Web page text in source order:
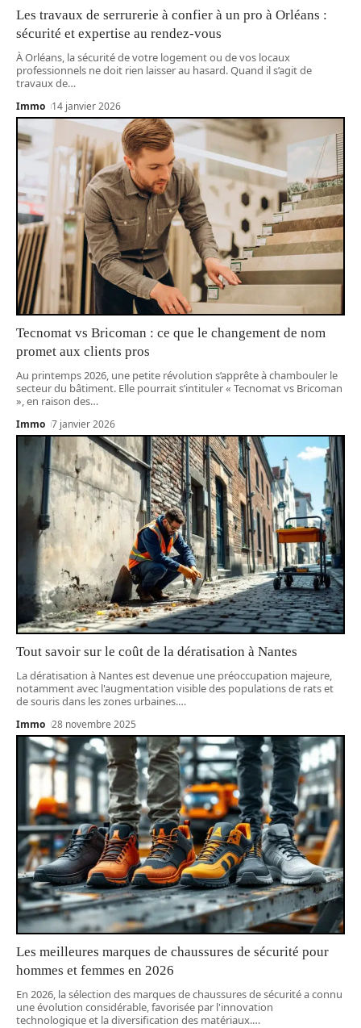
Les travaux de serrurerie à confier à un pro à Orléans :
sécurité et expertise au rendez-vous
À Orléans, la sécurité de votre logement ou de vos locaux
professionnels ne doit rien laisser au hasard. Quand il s’agit de
travaux de…
Immo 14 janvier 2026
Tecnomat vs Bricoman : ce que le changement de nom
promet aux clients pros
Au printemps 2026, une petite révolution s’apprête à chambouler le
secteur du bâtiment. Elle pourrait s’intituler « Tecnomat vs Bricoman
», en raison des…
Immo 7 janvier 2026
Tout savoir sur le coût de la dératisation à Nantes
La dératisation à Nantes est devenue une préoccupation majeure,
notamment avec l'augmentation visible des populations de rats et
de souris dans les zones urbaines.…
Immo 28 novembre 2025
Les meilleures marques de chaussures de sécurité pour
hommes et femmes en 2026
En 2026, la sélection des marques de chaussures de sécurité a connu
une évolution considérable, favorisée par l'innovation
technologique et la diversification des matériaux.…